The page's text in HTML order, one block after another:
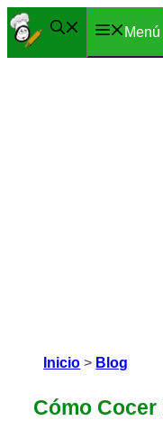
Saltar
al
Menú
Inicio > Blog
Cómo